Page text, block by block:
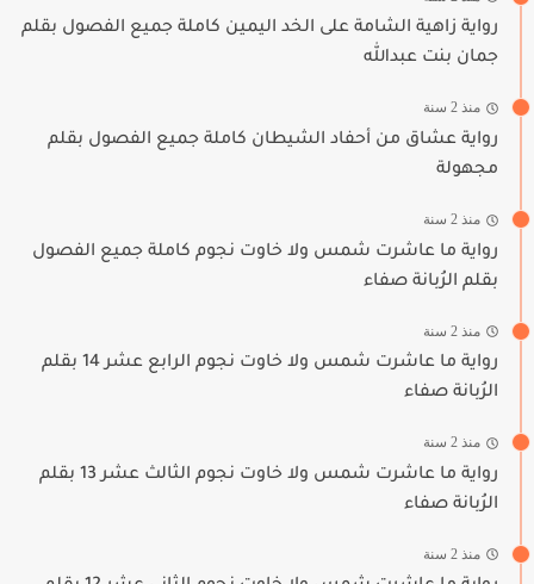
رواية زاهية الشامة على الخد اليمين كاملة جميع الفصول بقلم
جمان بنت عبدالله
منذ 2 سنة
رواية عشاق من أحفاد الشيطان كاملة جميع الفصول بقلم
مجهولة
منذ 2 سنة
رواية ما عاشرت شمس ولا خاوت نجوم كاملة جميع الفصول
بقلم الرُبانة صفاء
منذ 2 سنة
رواية ما عاشرت شمس ولا خاوت نجوم الرابع عشر 14 بقلم
الرُبانة صفاء
منذ 2 سنة
رواية ما عاشرت شمس ولا خاوت نجوم الثالث عشر 13 بقلم
الرُبانة صفاء
منذ 2 سنة